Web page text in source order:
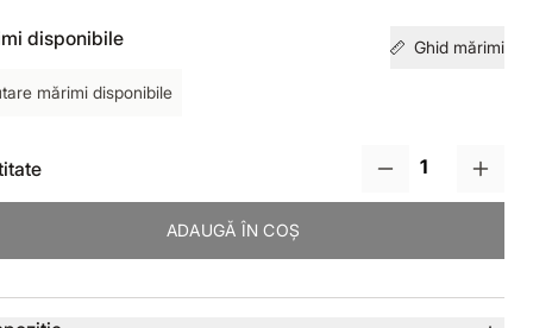
disponibile Ghid mărimi
mărimi disponibile
ADAUGĂ ÎN COȘ